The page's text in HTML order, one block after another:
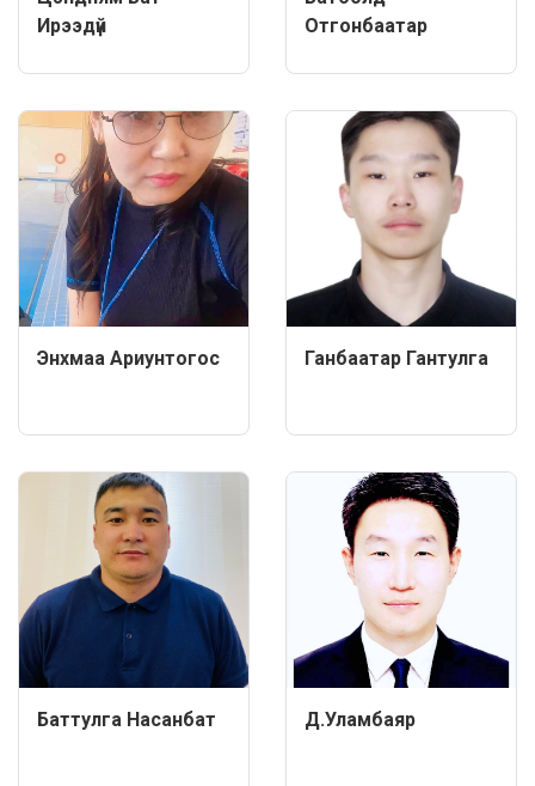
Ирээдүй
Отгонбаатар
Энхмаа Ариунтогос Ганбаатар Гантулга
Баттулга Насанбат Д.Уламбаяр